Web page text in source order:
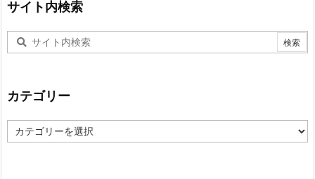
サイト内検索
カテゴリー
テ